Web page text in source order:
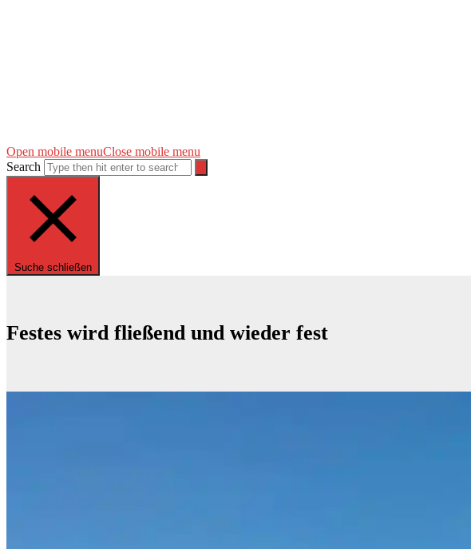
Open mobile menuClose mobile menu
Search
Suche schließen
Festes wird fließend und wieder fest